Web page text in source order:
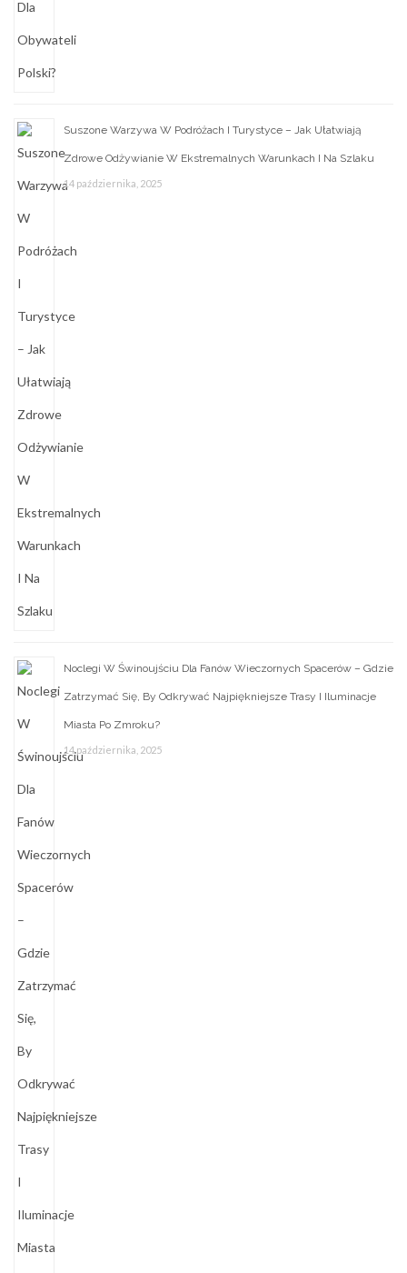
Suszone Warzywa W Podróżach I Turystyce – Jak Ułatwiają
Zdrowe Odżywianie W Ekstremalnych Warunkach I Na Szlaku
14 października, 2025
Noclegi W Świnoujściu Dla Fanów Wieczornych Spacerów – Gdzie
Zatrzymać Się, By Odkrywać Najpiękniejsze Trasy I Iluminacje
Miasta Po Zmroku?
14 października, 2025